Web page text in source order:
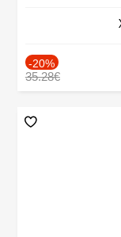
-20%
35.28€